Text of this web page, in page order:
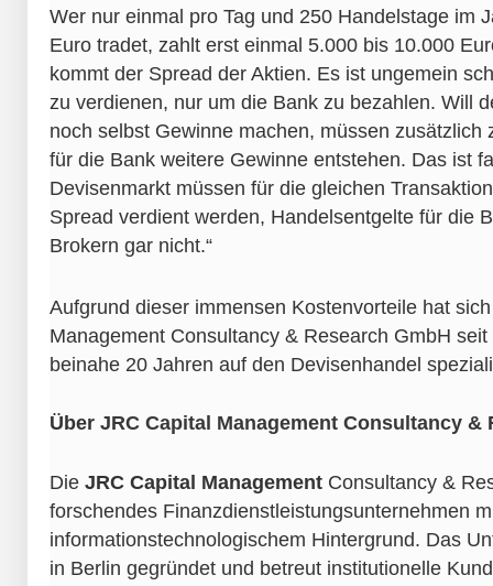
Wer nur einmal pro Tag und 250 Handelstage im
Euro tradet, zahlt erst einmal 5.000 bis 10.000
kommt der Spread der Aktien. Es ist ungemein
zu verdienen, nur um die Bank zu bezahlen. Will
noch selbst Gewinne machen, müssen zusätzlich
für die Bank weitere Gewinne entstehen. Das ist
Devisenmarkt müssen für die gleichen
Spread verdient werden, Handelsentgelte für die
Brokern gar nicht.“
Aufgrund dieser immensen Kostenvorteile hat
Management Consultancy & Research GmbH
beinahe 20 Jahren auf den Devisenhandel
Über JRC Capital Management Consultancy &
Die JRC Capital Management Consultancy &
forschendes Finanzdienstleistungsunternehmen
informationstechnologischem Hintergrund. Das
in Berlin gegründet und betreut institutionelle